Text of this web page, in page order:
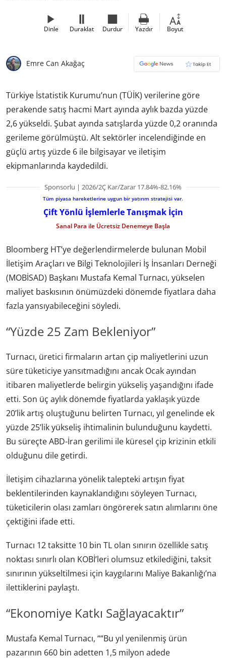
Dinle Duraklat Durdur Yazdır Boyut
Emre Can Akağaç
Türkiye İstatistik Kurumu’nun (TÜİK) verilerine göre
perakende satış hacmi Mart ayında aylık bazda yüzde
2,6 yükseldi. Şubat ayında satışlarda yüzde 0,2 oranında
gerileme görülmüştü. Alt sektörler incelendiğinde en
güçlü artış yüzde 6 ile bilgisayar ve iletişim
ekipmanlarında kaydedildi.
Sponsorlu | 2026/2Ç Kar/Zarar 17.84%-82.16%
Tüm piyasa hareketlerine uygun bir yatırım stratejisi var.
Çift Yönlü İşlemlerle Tanışmak İçin
Sanal Para ile Ücretsiz Denemeye Başla
Bloomberg HT’ye değerlendirmelerde bulunan Mobil
İletişim Araçları ve Bilgi Teknolojileri İş İnsanları Derneği
(MOBİSAD) Başkanı Mustafa Kemal Turnacı, yükselen
maliyet baskısının önümüzdeki dönemde fiyatlara daha
fazla yansıyabileceğini söyledi.
“Yüzde 25 Zam Bekleniyor”
Turnacı, üretici firmaların artan çip maliyetlerini uzun
süre tüketiciye yansıtmadığını ancak Ocak ayından
itibaren maliyetlerde belirgin yükseliş yaşandığını ifade
etti. Son üç aylık dönemde fiyatlarda yaklaşık yüzde
20’lik artış oluştuğunu belirten Turnacı, yıl genelinde ek
yüzde 25’lik yükseliş ihtimalinin bulunduğunu kaydetti.
Bu süreçte ABD-İran gerilimi ile küresel çip krizinin etkili
olduğunu dile getirdi.
İletişim cihazlarına yönelik talepteki artışın fiyat
beklentilerinden kaynaklandığını söyleyen Turnacı,
tüketicilerin olası zamları öngörerek satın alımlarını öne
çektiğini ifade etti.
Turnacı 12 taksitte 10 bin TL olan sınırın özellikle satış
noktası sınırlı olan KOBİ’leri olumsuz etkilediğini, taksit
sınırının yükseltilmesi için kaygılarını Maliye Bakanlığı’na
ilettiklerini paylaştı.
“Ekonomiye Katkı Sağlayacaktır”
Mustafa Kemal Turnacı, ““Bu yıl yenilenmiş ürün
pazarının 660 bin adetten 1,5 milyon adede